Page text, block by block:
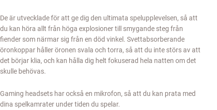
De är utvecklade för att ge dig den ultimata spelupplevelsen, så att
du kan höra allt från höga explosioner till smygande steg från
fiender som närmar sig från en död vinkel. Svettabsorberande
öronkoppar håller öronen svala och torra, så att du inte störs av att
det börjar klia, och kan hålla dig helt fokuserad hela natten om det
skulle behövas.
Gaming headsets har också en mikrofon, så att du kan prata med
dina spelkamrater under tiden du spelar.